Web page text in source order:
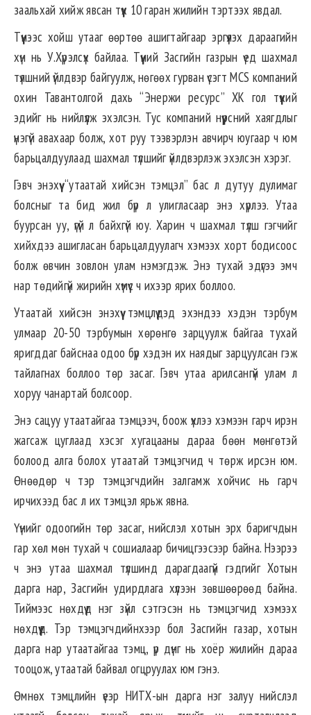
заальхай хийж явсан түүх 10 гаран жилийн тэртээх явдал.
Түүнээс хойш утааг өөртөө ашигтайгаар эргүүлэх дараагийн
хүн нь У.Хүрэлсүх байлаа. Түүний Засгийн газрын үед шахмал
түлшний үйлдвэр байгуулж, нөгөөх гурван үсэгт MCS компаний
охин Тавантолгой дахь “Энержи ресурс” ХК гол түүхий
эдийг нь нийлүүлж эхэлсэн. Тус компаний нүүрсний хаягдлыг
үнэгүй авахаар болж, хот руу тээвэрлэн авчирч юугаар ч юм
барьцалдуулаад шахмал түлшийг үйлдвэрлэж эхэлсэн хэрэг.
Гэвч энэхүү “утаатай хийсэн тэмцэл” бас л дутуу дулимаг
болсныг та бид жил бүр л улигласаар энэ хүрлээ. Утаа
буурсан уу, үгүй л байхгүй юу. Харин ч шахмал түлш гэгчийг
хийхдээ ашигласан барьцалдуулагч хэмээх хорт бодисоос
болж өвчин зовлон улам нэмэгдэж. Энэ тухай эдүгээ эмч
нар төдийгүй жирийн хүмүүс ч ихээр ярих боллоо.
Утаатай хийсэн энэхүү тэмцлүүдэд эхэндээ хэдэн тэрбум
улмаар 20-50 тэрбумын хөрөнгө зарцуулж байгаа тухай
яригддаг байснаа одоо бүр хэдэн их наядыг зарцуулсан гэж
тайлагнах боллоо төр засаг. Гэвч утаа арилсангүй улам л
хоруу чанартай болсоор.
Энэ сацуу утаатайгаа тэмцээч, боож үхлээ хэмээн гарч ирэн
жагсаж цуглаад хэсэг хугацааны дараа бөөн мөнгөтэй
болоод алга болох утаатай тэмцэгчид ч төрж ирсэн юм.
Өнөөдөр ч тэр тэмцэгчдийн залгамж хойчис нь гарч
ирчихээд бас л их тэмцэл ярьж явна.
Үүнийг одоогийн төр засаг, нийслэл хотын эрх баригчдын
гар хөл мөн тухай ч сошиалаар бичицгээсээр байна. Нээрээ
ч энэ утаа шахмал түлшинд дарагдаагүй гэдгийг Хотын
дарга нар, Засгийн удирдлага хүлээн зөвшөөрөөд байна.
Тиймээс нөхдүүд нэг зүйл сэтгэсэн нь тэмцэгчид хэмээх
нөхдүүд. Тэр тэмцэгчдийнхээр бол Засгийн газар, хотын
дарга нар утаатайгаа тэмц, үр дүнг нь хоёр жилийн дараа
тооцож, утаатай байвал огцруулах юм гэнэ.
Өмнөх тэмцлийн үеэр НИТХ-ын дарга нэг залуу нийслэл